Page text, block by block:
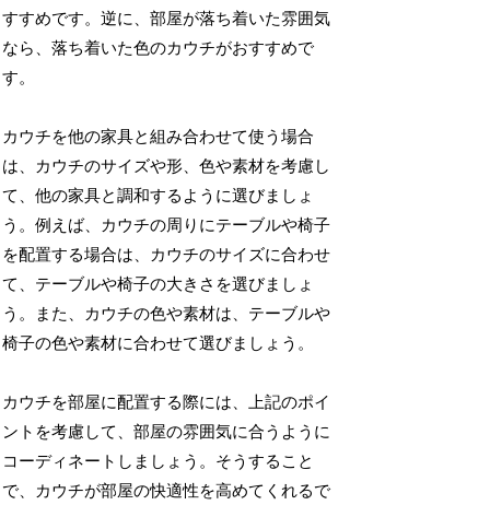
すすめです。逆に、部屋が落ち着いた雰囲気
なら、落ち着いた色のカウチがおすすめで
す。
カウチを他の家具と組み合わせて使う場合
は、カウチのサイズや形、色や素材を考慮し
て、他の家具と調和するように選びましょ
う。例えば、カウチの周りにテーブルや椅子
を配置する場合は、カウチのサイズに合わせ
て、テーブルや椅子の大きさを選びましょ
う。また、カウチの色や素材は、テーブルや
椅子の色や素材に合わせて選びましょう。
カウチを部屋に配置する際には、上記のポイ
ントを考慮して、部屋の雰囲気に合うように
コーディネートしましょう。そうすること
で、カウチが部屋の快適性を高めてくれるで